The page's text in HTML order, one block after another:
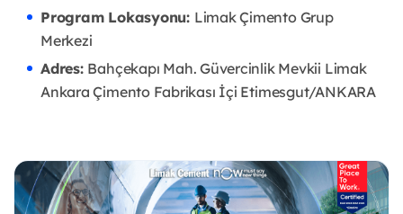
Program Lokasyonu: Limak Çimento Grup
Merkezi
Adres: Bahçekapı Mah. Güvercinlik Mevkii Limak
Ankara Çimento Fabrikası İçi Etimesgut/ANKARA